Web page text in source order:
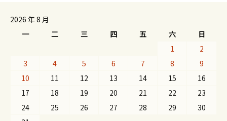
2026 年 8 月
一
二 三 四 五 六
日
1
2
3
4 5 6 7 8
9
10
11 12 13 14 15
16
17
18 19 20 21 22
23
24
25 26 27 28 29
30